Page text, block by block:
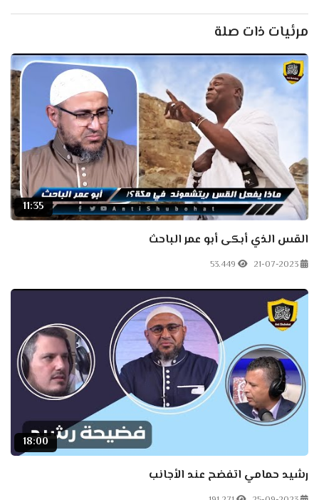
مرئيات ذات صلة
11:35
القس الذي أبكى أبو عمر الباحث
21-07-2023
53.449
18:00
رشيد حمامي اتفضح عند الأجانب